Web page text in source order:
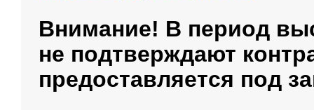
Внимание! В период
не подтверждают
предоставляется под